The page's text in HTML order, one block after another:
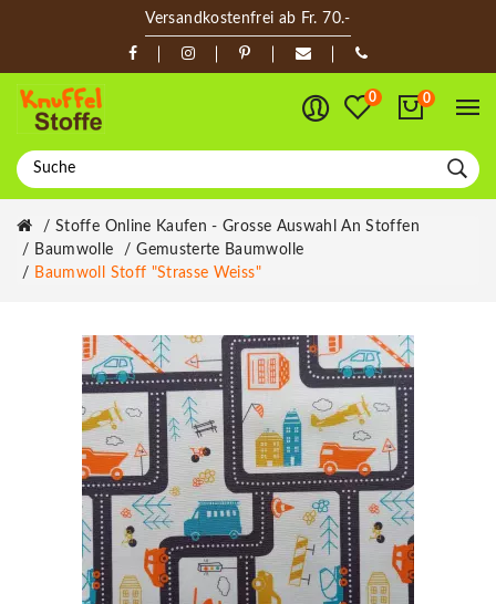
Versandkostenfrei ab Fr. 70.-
0 0
Stoffe Online Kaufen - Grosse Auswahl An Stoffen
Baumwolle
Gemusterte Baumwolle
Baumwoll Stoff "Strasse Weiss"